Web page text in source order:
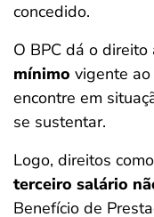
concedido.
O BPC dá o direito
mínimo vigente
encontre em
se sustentar.
Logo, direitos como
terceiro salário
Benefício de